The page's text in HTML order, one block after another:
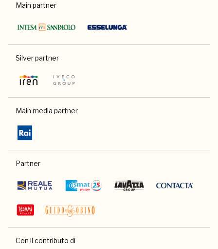
Main partner
Silver partner
Main media partner
Partner
Con il contributo di